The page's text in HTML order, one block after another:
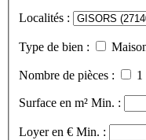
Localités :
Type de bien :
Nombre de pièces : 1
Surface en m² Min. :
Loyer en € Min. :